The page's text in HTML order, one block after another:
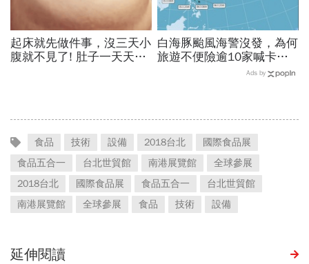
起床就先做件事，沒三天小
腹就不見了! 肚子一天天變
白海豚颱風海警沒發，為何
旅遊不便險逾10家喊卡不
給投保？國泰、富邦、新安
Ads by
食品 技術 設備 2018台北
國際食品展
食品五合一
台北世貿館 南港展覽館
全球參展
2018台北
國際食品展 食品五合一
台北世貿館
南港展覽館
全球參展 食品 技術 設備
延伸閱讀